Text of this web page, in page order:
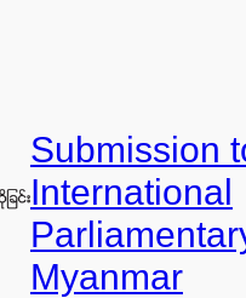
Submission
International
Myanmar